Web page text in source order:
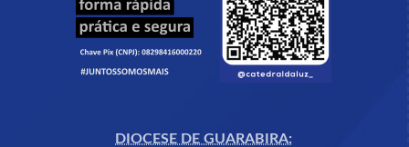
DIOCESE DE GUARABIRA: